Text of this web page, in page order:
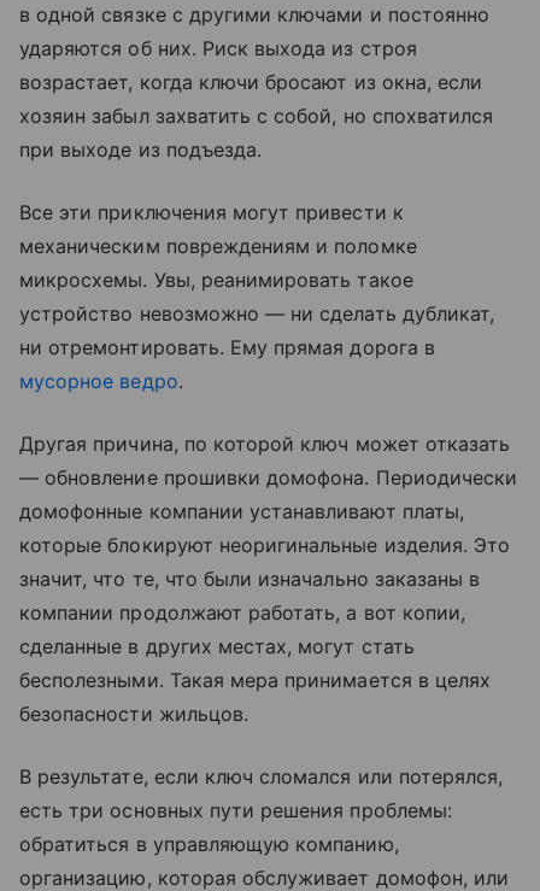
в одной связке с другими ключами и постоянно
ударяются об них. Риск выхода из строя
возрастает, когда ключи бросают из окна, если
хозяин забыл захватить с собой, но спохватился
при выходе из подъезда.
Все эти приключения могут привести к
механическим повреждениям и поломке
микросхемы. Увы, реанимировать такое
устройство невозможно — ни сделать дубликат,
ни отремонтировать. Ему прямая дорога в
мусорное ведро.
Другая причина, по которой ключ может отказать
— обновление прошивки домофона. Периодически
домофонные компании устанавливают платы,
которые блокируют неоригинальные изделия. Это
значит, что те, что были изначально заказаны в
компании продолжают работать, а вот копии,
сделанные в других местах, могут стать
бесполезными. Такая мера принимается в целях
безопасности жильцов.
В результате, если ключ сломался или потерялся,
есть три основных пути решения проблемы:
обратиться в управляющую компанию,
организацию, которая обслуживает домофон, или